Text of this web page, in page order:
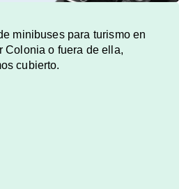
minibuses para turismo en
Colonia o fuera de ella,
cubierto.